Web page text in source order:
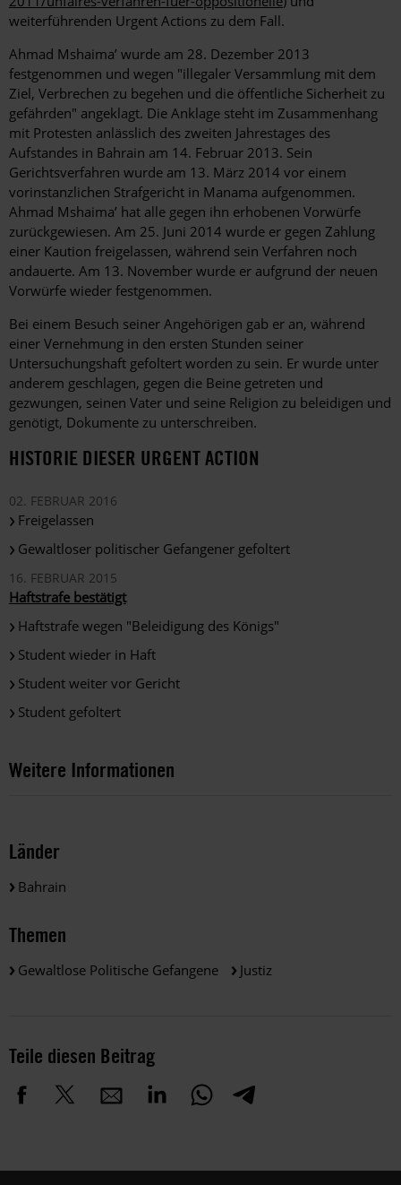
weiterführenden Urgent Actions zu dem Fall.
Ahmad Mshaima’ wurde am 28. Dezember 2013
festgenommen und wegen "illegaler Versammlung mit dem
Ziel, Verbrechen zu begehen und die öffentliche Sicherheit zu
gefährden" angeklagt. Die Anklage steht im Zusammenhang
mit Protesten anlässlich des zweiten Jahrestages des
Aufstandes in Bahrain am 14. Februar 2013. Sein
Gerichtsverfahren wurde am 13. März 2014 vor einem
vorinstanzlichen Strafgericht in Manama aufgenommen.
Ahmad Mshaima’ hat alle gegen ihn erhobenen Vorwürfe
zurückgewiesen. Am 25. Juni 2014 wurde er gegen Zahlung
einer Kaution freigelassen, während sein Verfahren noch
andauerte. Am 13. November wurde er aufgrund der neuen
Vorwürfe wieder festgenommen.
Bei einem Besuch seiner Angehörigen gab er an, während
einer Vernehmung in den ersten Stunden seiner
Untersuchungshaft gefoltert worden zu sein. Er wurde unter
anderem geschlagen, gegen die Beine getreten und
gezwungen, seinen Vater und seine Religion zu beleidigen und
genötigt, Dokumente zu unterschreiben.
HISTORIE DIESER URGENT ACTION
02. FEBRUAR 2016
Freigelassen
Gewaltloser politischer Gefangener gefoltert
16. FEBRUAR 2015
Haftstrafe bestätigt
Haftstrafe wegen "Beleidigung des Königs"
Student wieder in Haft
Student weiter vor Gericht
Student gefoltert
Weitere Informationen
Länder
Bahrain
Themen
Gewaltlose Politische Gefangene Justiz
Teile diesen Beitrag